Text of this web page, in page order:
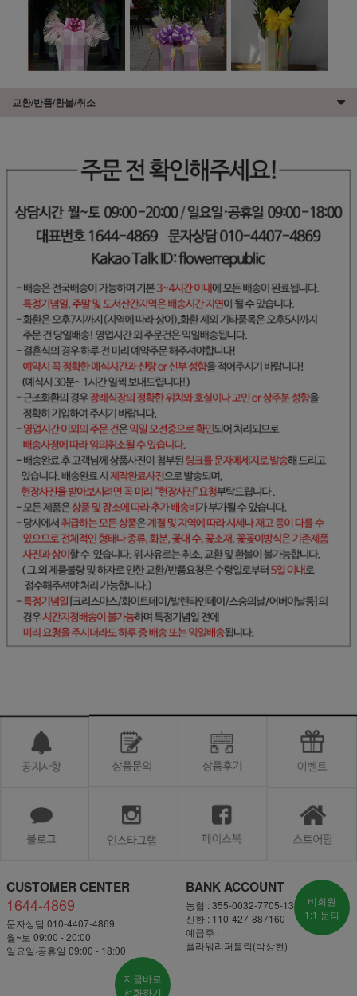
교환/반품/환불/취소
CUSTOMER CENTER
1644-4869
문자상담 010-4407-4869
월~토 09:00 - 20:00
일요일·공휴일 09:00 - 18:00
지금바로
전화하기
BANK ACCOUNT
농협 : 355-0032-7705-13
신한 : 110-427-887160
예금주 :
플라워리퍼블릭(박상현)
비회원
1:1 문의